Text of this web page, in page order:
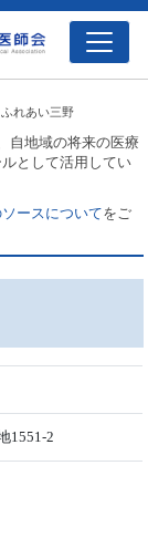
れあい三野
自地域の将来の医療
として活用してい
ースについてをご
1551-2